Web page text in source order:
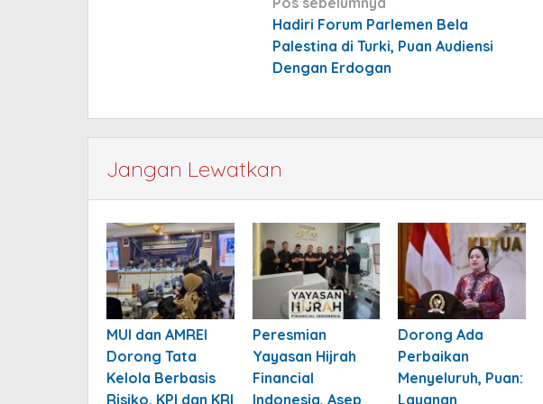
pos
Hadiri Forum Parlemen Bela
Palestina di Turki, Puan Audiensi
Dengan Erdogan
Jangan Lewatkan
MUI dan AMREI
Dorong Tata
Kelola Berbasis
Risiko, KPI dan KRI
Peresmian
Yayasan Hijrah
Financial
Indonesia, Asep
Dorong Ada
Perbaikan
Menyeluruh, Puan:
Layanan